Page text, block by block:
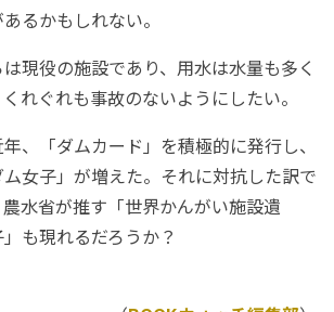
るかもしれない。
現役の施設であり、用水は水量も多く
れぐれも事故のないようにしたい。
、「ダムカード」を積極的に発行し、
女子」が増えた。それに対抗した訳で
水省が推す「世界かんがい施設遺
も現れるだろうか？